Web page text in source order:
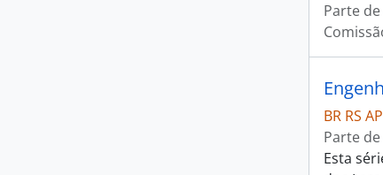
Parte de
BR RS
Parte de
Esta